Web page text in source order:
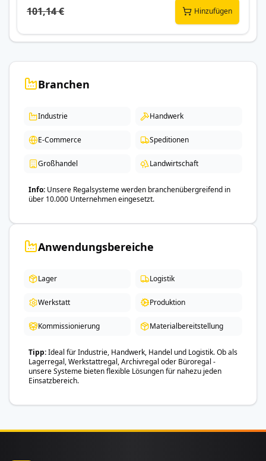
101,14 € Hinzufügen
Branchen
Industrie Handwerk
E-Commerce Speditionen
Großhandel Landwirtschaft
Info Unsere Regalsysteme werden branchenübergreifend in
über 10.000 Unternehmen eingesetzt.
Anwendungsbereiche
Lager Logistik
Werkstatt Produktion
Kommissionierung Materialbereitstellung
Tipp Ideal für Industrie, Handwerk, Handel und Logistik. Ob als
Lagerregal, Werkstattregal, Archivregal oder Büroregal -
unsere Systeme bieten flexible Lösungen für nahezu jeden
Einsatzbereich.